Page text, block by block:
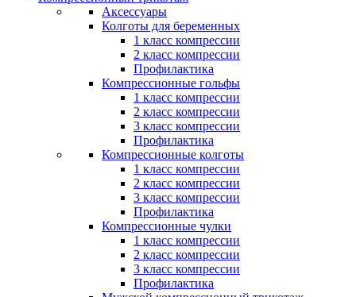
Аксессуары
Колготы для беременных
1 класс компрессии
2 класс компрессии
Профилактика
Компрессионные гольфы
1 класс компрессии
2 класс компрессии
3 класс компрессии
Профилактика
Компрессионные колготы
1 класс компрессии
2 класс компрессии
3 класс компрессии
Профилактика
Компрессионные чулки
1 класс компрессии
2 класс компрессии
3 класс компрессии
Профилактика